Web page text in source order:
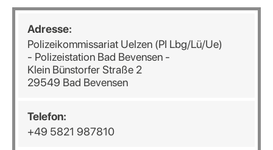
Adresse:
Polizeikommissariat Uelzen (PI Lbg/Lü/Ue)
- Polizeistation Bad Bevensen -
Klein Bünstorfer Straße 2
29549 Bad Bevensen
Telefon:
+49 5821 987810